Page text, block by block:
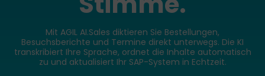
Mit AGIL AI.Sales diktieren Sie Bestellungen,
Besuchsberichte und Termine direkt unterwegs. Die KI
transkribiert Ihre Sprache, ordnet die Inhalte automatisch
zu und aktualisiert Ihr SAP-System in Echtzeit.